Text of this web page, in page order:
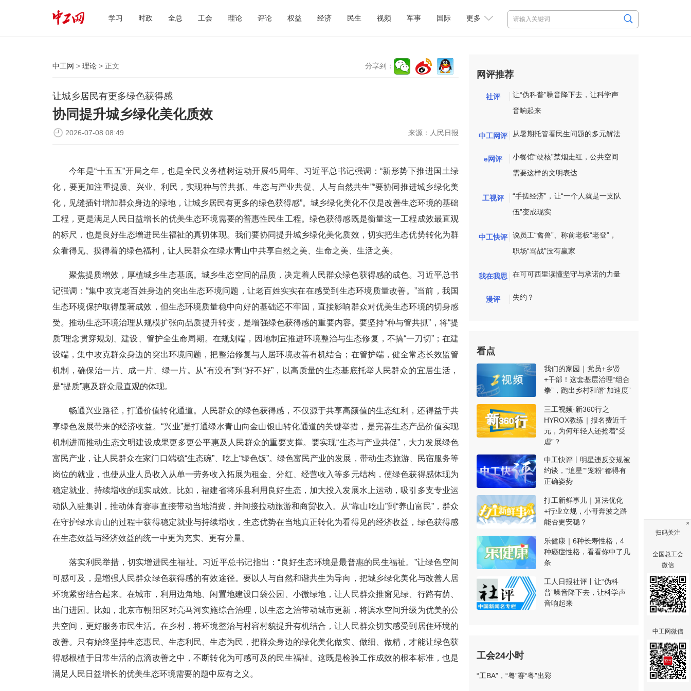
学习 时政 全总 工会 理论 评论 权益 经济 民生 视频 军事 国际 更多
中工网 > 理论 > 正文 分享到：
让城乡居民有更多绿色获得感
协同提升城乡绿化美化质效
来源： 人民日报
2026-07-08 08:49
今年是“十五五”开局之年，也是全民义务植树运动开展45周年。习近平总书记强调：“新形势下推进国土绿
化，要更加注重提质、兴业、利民，实现种与管共抓、生态与产业共促、人与自然共生”“要协同推进城乡绿化美
化，见缝插针增加群众身边的绿地，让城乡居民有更多的绿色获得感”。城乡绿化美化不仅是改善生态环境的基础
工程，更是满足人民日益增长的优美生态环境需要的普惠性民生工程。绿色获得感既是衡量这一工程成效最直观
的标尺，也是良好生态增进民生福祉的真切体现。我们要协同提升城乡绿化美化质效，切实把生态优势转化为群
众看得见、摸得着的绿色福利，让人民群众在绿水青山中共享自然之美、生命之美、生活之美。
聚焦提质增效，厚植城乡生态基底。城乡生态空间的品质，决定着人民群众绿色获得感的成色。习近平总书
记强调：“集中攻克老百姓身边的突出生态环境问题，让老百姓实实在在感受到生态环境质量改善。”当前，我国
生态环境保护取得显著成效，但生态环境质量稳中向好的基础还不牢固，直接影响群众对优美生态环境的切身感
受。推动生态环境治理从规模扩张向品质提升转变，是增强绿色获得感的重要内容。要坚持“种与管共抓”，将“提
质”理念贯穿规划、建设、管护全生命周期。在规划端，因地制宜推进环境整治与生态修复，不搞“一刀切”；在建
设端，集中攻克群众身边的突出环境问题，把整治修复与人居环境改善有机结合；在管护端，健全常态长效监管
机制，确保治一片、成一片、绿一片。从“有没有”到“好不好”，以高质量的生态基底托举人民群众的宜居生活，
是“提质”惠及群众最直观的体现。
畅通兴业路径，打通价值转化通道。人民群众的绿色获得感，不仅源于共享高颜值的生态红利，还得益于共
享绿色发展带来的经济收益。“兴业”是打通绿水青山向金山银山转化通道的关键举措，是完善生态产品价值实现
机制进而推动生态文明建设成果更多更公平惠及人民群众的重要支撑。要实现“生态与产业共促”，大力发展绿色
富民产业，让人民群众在家门口端稳“生态碗”、吃上“绿色饭”。绿色富民产业的发展，带动生态旅游、民宿服务等
岗位的就业，也使从业人员收入从单一劳务收入拓展为租金、分红、经营收入等多元结构，使绿色获得感体现为
稳定就业、持续增收的现实成效。比如，福建省将乐县利用良好生态，加大投入发展水上运动，吸引多支专业运
动队入驻集训，推动体育赛事直接带动当地消费，并间接拉动旅游和商贸收入。从“靠山吃山”到“养山富民”，群众
在守护绿水青山的过程中获得稳定就业与持续增收，生态优势在当地真正转化为看得见的经济收益，绿色获得感
在生态效益与经济效益的统一中更为充实、更有分量。
落实利民举措，切实增进民生福祉。习近平总书记指出：“良好生态环境是最普惠的民生福祉。”让绿色空间
可感可及，是增强人民群众绿色获得感的有效途径。要以人与自然和谐共生为导向，把城乡绿化美化与改善人居
环境紧密结合起来。在城市，利用边角地、闲置地建设口袋公园、小微绿地，让人民群众推窗见绿、行路有荫、
出门进园。比如，北京市朝阳区对亮马河实施综合治理，以生态之治带动城市更新，将滨水空间升级为优美的公
共空间，更好服务市民生活。在乡村，将环境整治与村容村貌提升有机结合，让人民群众切实感受到居住环境的
改善。只有始终坚持生态惠民、生态利民、生态为民，把群众身边的绿化美化做实、做细、做精，才能让绿色获
得感根植于日常生活的点滴改善之中，不断转化为可感可及的民生福祉。这既是检验工作成效的根本标准，也是
满足人民日益增长的优美生态环境需要的题中应有之义。
网评推荐
社评
让“伪科普”噪音降下去，让科学声
音响起来
中工网评 从暑期托管看民生问题的多元解法
e网评
小餐馆“硬核”禁烟走红，公共空间
需要这样的文明表达
工视评
“手搓经济”，让“一个人就是一支队
伍”变成现实
中工快评
说员工“禽兽”、称前老板“老登”，
职场“骂战”没有赢家
我在我思 在可可西里读懂坚守与承诺的力量
漫评 失约？
看点
我们的家园｜党员+乡贤
+干部！这套基层治理“组合
拳”，跑出乡村和谐“加速度”
三工视频·新360行之
HYROX教练｜报名费近千
元，为何年轻人还抢着“受
虐”？
中工快评丨明星违反交规被
约谈，“追星”“宠粉”都得有
正确姿势
打工新鲜事儿｜算法优化
+行业立规，小哥奔波之路
能否更安稳？
乐健康｜6种长寿性格，4
种癌症性格，看看你中了几
条
工人日报社评丨让“伪科
普”噪音降下去，让科学声
音响起来
工会24小时
“工BA”，“粤”赛“粤”出彩
扫码关注
全国总工会
微信
中工网微信
×